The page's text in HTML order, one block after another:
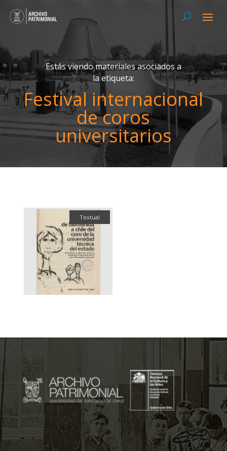
Estás viendo materiales asociados a
la etiqueta:
Festival internacional
de coros
universitarios
Textual